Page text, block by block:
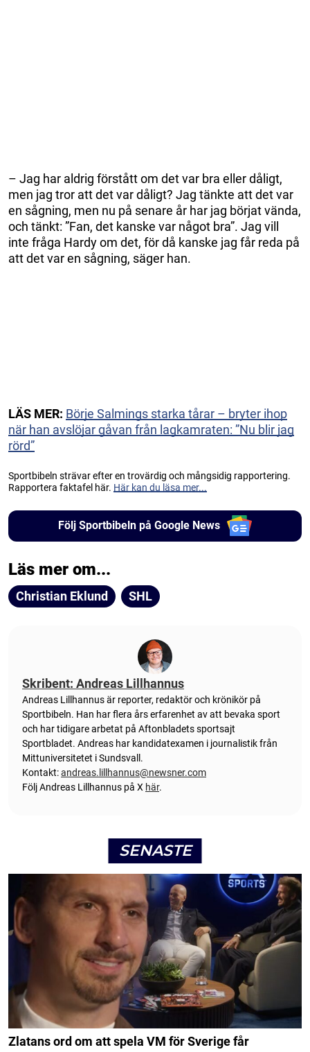
– Jag har aldrig förstått om det var bra eller dåligt,
men jag tror att det var dåligt? Jag tänkte att det var
en sågning, men nu på senare år har jag börjat vända,
och tänkt: ”Fan, det kanske var något bra”. Jag vill
inte fråga Hardy om det, för då kanske jag får reda på
att det var en sågning, säger han.
LÄS MER: Börje Salmings starka tårar – bryter ihop
när han avslöjar gåvan från lagkamraten: ”Nu blir jag
rörd”
Sportbibeln strävar efter en trovärdig och mångsidig rapportering.
Rapportera faktafel här. Här kan du läsa mer...
Följ Sportbibeln på Google News
Läs mer om...
Christian Eklund SHL
Skribent: Andreas Lillhannus
Andreas Lillhannus är reporter, redaktör och krönikör på
Sportbibeln. Han har flera års erfarenhet av att bevaka sport
och har tidigare arbetat på Aftonbladets sportsajt
Sportbladet. Andreas har kandidatexamen i journalistik från
Mittuniversitetet i Sundsvall.
Kontakt:andreas.lillhannus@newsner.com
Följ Andreas Lillhannus på X här.
SENASTE
Zlatans ord om att spela VM för Sverige får